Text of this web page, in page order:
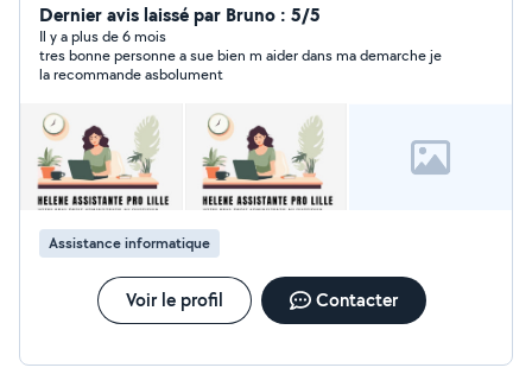
et les professionnels dans leurs démarches
administratives, informatiques et organisationnelles, à
distance ou à domicile. Sur mon site internet Hélène
Assistante Pro Lille , vous pouvez découvrir l'ensemble
de mes services : Gestion administrative Relation client
Ressources humaines Communication interne & externe
Mon objectif ? Vous faire gagner du temps et vous offrir
un accompagnement clair, personnalisé et efficace.
N'hésitez pas à visiter mon site et à me contacter pour
que nous trouvions ensemble les solutions les plus
Dernier avis laissé par Bruno : 5/5
Il y a plus de 6 mois
tres bonne personne a sue bien m aider dans ma demarche je
la recommande asbolument
Assistance informatique
Voir le profil Contacter